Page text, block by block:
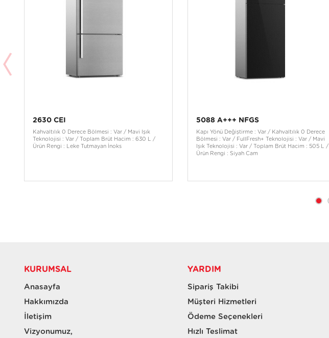
2630 CEI
Kahvaltılık 0 Derece Bölmesi : Var / Mavi Işık
Teknolojisi : Var / Toplam Brüt Hacim : 630 L /
Ürün Rengi : Leke Tutmayan İnoks
5088 A+++ NFGS
Kapı Yönü Değiştirme : Var / Kahvaltılık 0 Derece
Bölmesi : Var / FullFresh+ Teknolojisi : Var / Mavi
Işık Teknolojisi : Var / Toplam Brüt Hacim : 505 L /
Ürün Rengi : Siyah Cam
KURUMSAL
Anasayfa
Hakkımızda
İletişim
Vizyonumuz,
YARDIM
Sipariş Takibi
Müşteri Hizmetleri
Ödeme Seçenekleri
Hızlı Teslimat